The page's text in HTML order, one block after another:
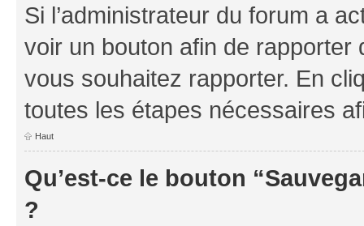
Si l’administrateur du forum a
voir un bouton afin de
vous souhaitez rapporter. En
toutes les étapes nécessaires
Haut
Qu’est-ce le bouton
?